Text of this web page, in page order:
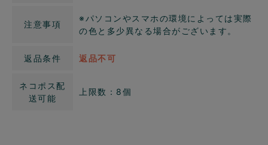
注意事項
※パソコンやスマホの環境によっては実際
の色と多少異なる場合がございます。
返品条件 返品不可
ネコポス配
送可能
上限数：8個